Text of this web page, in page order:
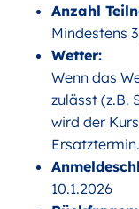
Anzahl
Mindestens
Wetter:
Wenn das
zulässt (z.B.
wird der
Ersatztermin.
10.1.2026